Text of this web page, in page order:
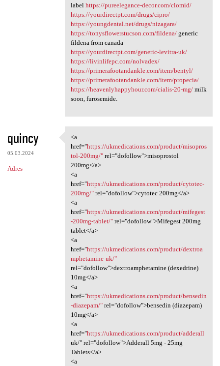
label https://pureelegance-decor.com/clomid/
https://yourdirectpt.com/drugs/cipro/
https://youngdental.net/drugs/nizagara/
https://tonysflowerstucson.com/fildena/generic
fildena from canada
https://yourdirectpt.com/generic-levitra-uk/
https://livinlifepc.com/nolvadex/
https://primerafootandankle.com/item/bentyl/
https://primerafootandankle.com/item/propecia/
https://heavenlyhappyhour.com/cialis-20-mg/milk
soon, furosemide.
quincy
05.03.2024
Adres
<a href="https:/
<a
href="https://ukmedications.com/product/misopros
tol-200mg/"rel="dofollow">misoprostol
200mg</a>
<a
href="https://ukmedications.com/product/cytotec-
200mg/"rel="dofollow">cytotec 200mg</a>
<a
href="https://ukmedications.com/product/mifegest
-200mg-tablet/"rel="dofollow">Mifegest 200mg
tablet</a>
<a
href="https://ukmedications.com/product/dextroa
mphetamine-uk/"
rel="dofollow">dextroamphetamine (dexedrine)
10mg</a>
<a
href="https://ukmedications.com/product/bensedin
-diazepam/"rel="dofollow">bensedin (diazepam)
10mg</a>
<a
href="https://ukmedications.com/product/adderall
uk/" rel="dofollow">Adderall 5mg - 25mg
Tablets</a>
<a